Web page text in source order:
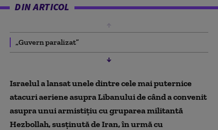
DIN ARTICOL
„Guvern paralizat”
Israelul a lansat unele dintre cele mai puternice
atacuri aeriene asupra Libanului de când a convenit
asupra unui armistițiu cu gruparea militantă
Hezbollah, susținută de Iran, în urmă cu